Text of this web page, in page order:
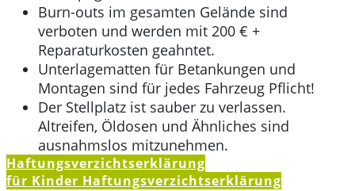
Burn-outs im gesamten Gelände sind
verboten und werden mit 200 € +
Reparaturkosten geahntet.
Unterlagematten für Betankungen und
Montagen sind für jedes Fahrzeug Pflicht!
Der Stellplatz ist sauber zu verlassen.
Altreifen, Öldosen und Ähnliches sind
ausnahmslos mitzunehmen.
Haftungsverzichtserklärung
für Kinder Haftungsverzichtserklärung